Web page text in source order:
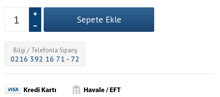
Bilgi / Telefonla Sipariş
0216 392 16 71 - 72